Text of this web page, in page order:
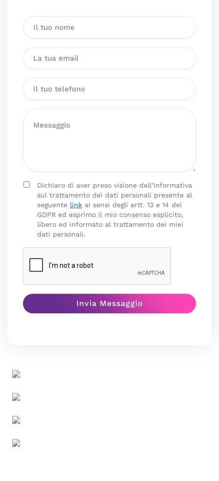
Dichiaro di aver preso visione dell’Informativa
sul trattamento dei dati personali presente al
seguente link ai sensi degli artt. 13 e 14 del
GDPR ed esprimo il mio consenso esplicito,
libero ed informato al trattamento dei miei
dati personali.